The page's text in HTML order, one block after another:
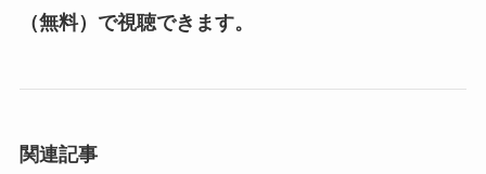
（無料）で視聴できます。
関連記事